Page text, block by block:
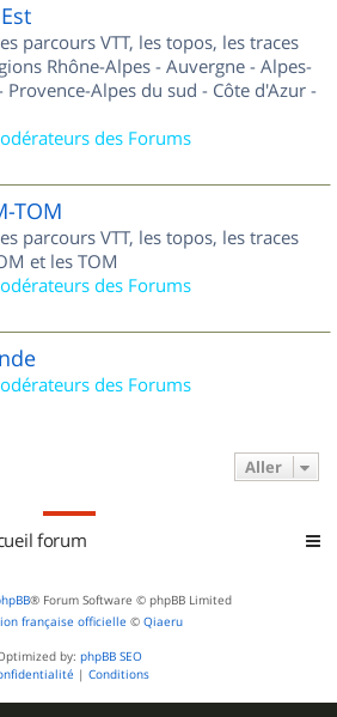
parcours VTT, les topos, les traces
Rhône-Alpes - Auvergne - Alpes-
Provence-Alpes du sud - Côte d'Azur -
des Forums
TOM
parcours VTT, les topos, les traces
et les TOM
des Forums
des Forums
Aller
forum
® Forum Software © phpBB Limited
française officielle © Qiaeru
by: phpBB SEO
| Conditions